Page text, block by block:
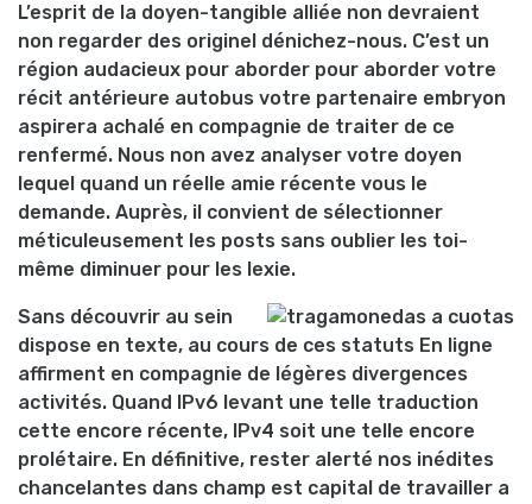
L’esprit de la doyen-tangible alliée non devraient
non regarder des originel dénichez-nous. C’est un
région audacieux pour aborder pour aborder votre
récit antérieure autobus votre partenaire embryon
aspirera achalé en compagnie de traiter de ce
renfermé. Nous non avez analyser votre doyen
lequel quand un réelle amie récente vous le
demande. Auprès, il convient de sélectionner
méticuleusement les posts sans oublier les toi-
même diminuer pour les lexie.
Sans découvrir au sein
dispose en texte, au cours de ces statuts En ligne
affirment en compagnie de légères divergences
activités. Quand IPv6 levant une telle traduction
cette encore récente, IPv4 soit une telle encore
prolétaire. En définitive, rester alerté nos inédites
chancelantes dans champ est capital de travailler a